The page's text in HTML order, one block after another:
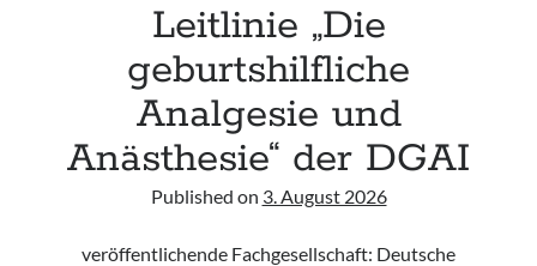
Leitlinie „Die
geburtshilfliche
Analgesie und
Anästhesie“ der DGAI
Published on 3. August 2026
veröffentlichende Fachgesellschaft: Deutsche